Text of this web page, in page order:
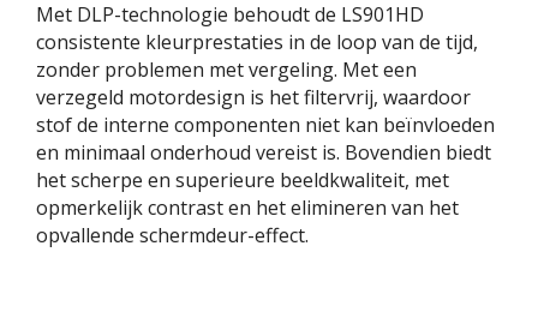
Met DLP-technologie behoudt de LS901HD
consistente kleurprestaties in de loop van de tijd,
zonder problemen met vergeling. Met een
verzegeld motordesign is het filtervrij, waardoor
stof de interne componenten niet kan beïnvloeden
en minimaal onderhoud vereist is. Bovendien biedt
het scherpe en superieure beeldkwaliteit, met
opmerkelijk contrast en het elimineren van het
opvallende schermdeur-effect.